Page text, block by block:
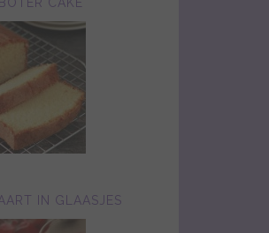
IN GLAASJES